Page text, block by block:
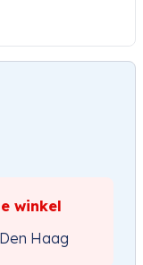
winkel
Haag